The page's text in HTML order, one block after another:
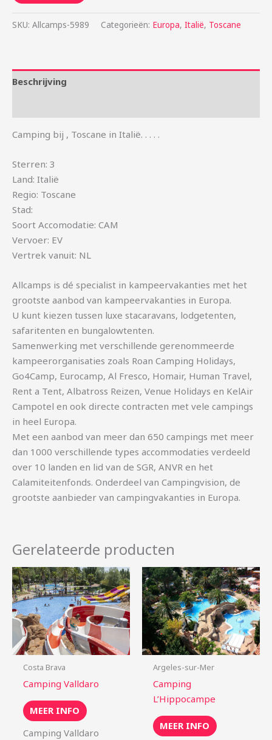
SKU: Allcamps-5989 Categorieën: Europa, Italië, Toscane
Beschrijving
Camping bij , Toscane in Italië. . . . .
Sterren: 3
Land: Italië
Regio: Toscane
Stad:
Soort Accomodatie: CAM
Vervoer: EV
Vertrek vanuit: NL
Allcamps is dé specialist in kampeervakanties met het
grootste aanbod van kampeervakanties in Europa.
U kunt kiezen tussen luxe stacaravans, lodgetenten,
safaritenten en bungalowtenten.
Samenwerking met verschillende gerenommeerde
kampeerorganisaties zoals Roan Camping Holidays,
Go4Camp, Eurocamp, Al Fresco, Homair, Human Travel,
Rent a Tent, Albatross Reizen, Venue Holidays en KelAir
Campotel en ook directe contracten met vele campings
in heel Europa.
Met een aanbod van meer dan 650 campings met meer
dan 1000 verschillende types accommodaties verdeeld
over 10 landen en lid van de SGR, ANVR en het
Calamiteitenfonds. Onderdeel van Campingvision, de
grootste aanbieder van campingvakanties in Europa.
Gerelateerde producten
Costa Brava
Camping Valldaro
MEER INFO
Camping Valldaro
Argeles-sur-Mer
Camping
L’Hippocampe
MEER INFO